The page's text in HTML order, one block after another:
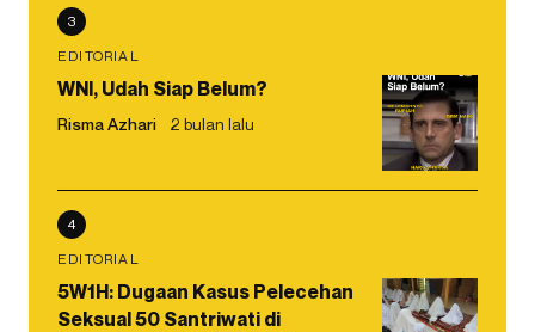
3
EDITORIAL
WNI, Udah Siap Belum?
Risma Azhari 2 bulan lalu
4
EDITORIAL
5W1H: Dugaan Kasus Pelecehan
Seksual 50 Santriwati di